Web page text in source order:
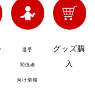
選手
関係者
向け情報
グッズ購
入